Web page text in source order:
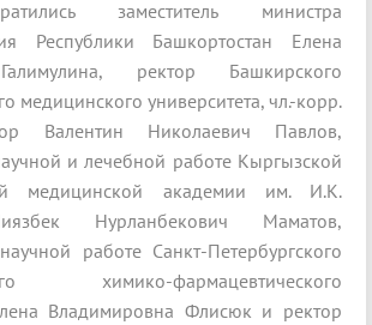
заместитель министра
Республики Башкортостан Елена
ректор Башкирского
медицинского университета, чл.-корр.
Валентин Николаевич Павлов,
и лечебной работе Кыргызской
медицинской академии им. И.К.
Нурланбекович Маматов,
работе Санкт-Петербургского
химико-фармацевтического
Владимировна Флисюк и ректор